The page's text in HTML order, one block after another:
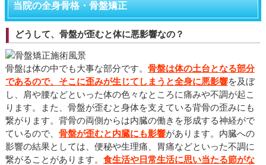
当院の全身骨格・骨盤矯正
どうして、骨盤が歪むと体に悪影響なの？
骨盤は体の中でも大事な部分です。 骨盤は体の土台となる部分
であるので、そこに歪みが生じてしまうと全身に悪影響を及ぼ
し、肩や腰などといった体の色々なところに痛みや不調が起こ
ります。また、骨盤が歪むと身体を支えている背骨の歪みにも
繋がります。背骨の両側からは内臓の働きを形成する神経がで
ているので、 骨盤が歪むと内臓にも影響があります。内臓への
影響の結果としては、便秘や生理痛、胃痛などといった不調に
繋がることがあります。 食生活や日常生活に思い当たる節がな